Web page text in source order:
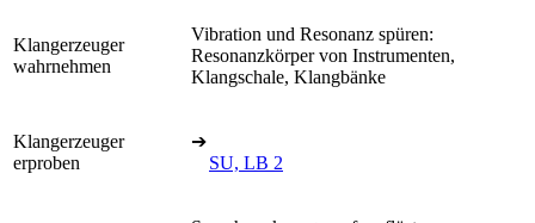
Klangerzeuger
wahrnehmen
Vibration und Resonanz spüren:
Resonanzkörper von Instrumenten,
Klangschale, Klangbänke
Klangerzeuger
erproben
➔
SU, LB 2